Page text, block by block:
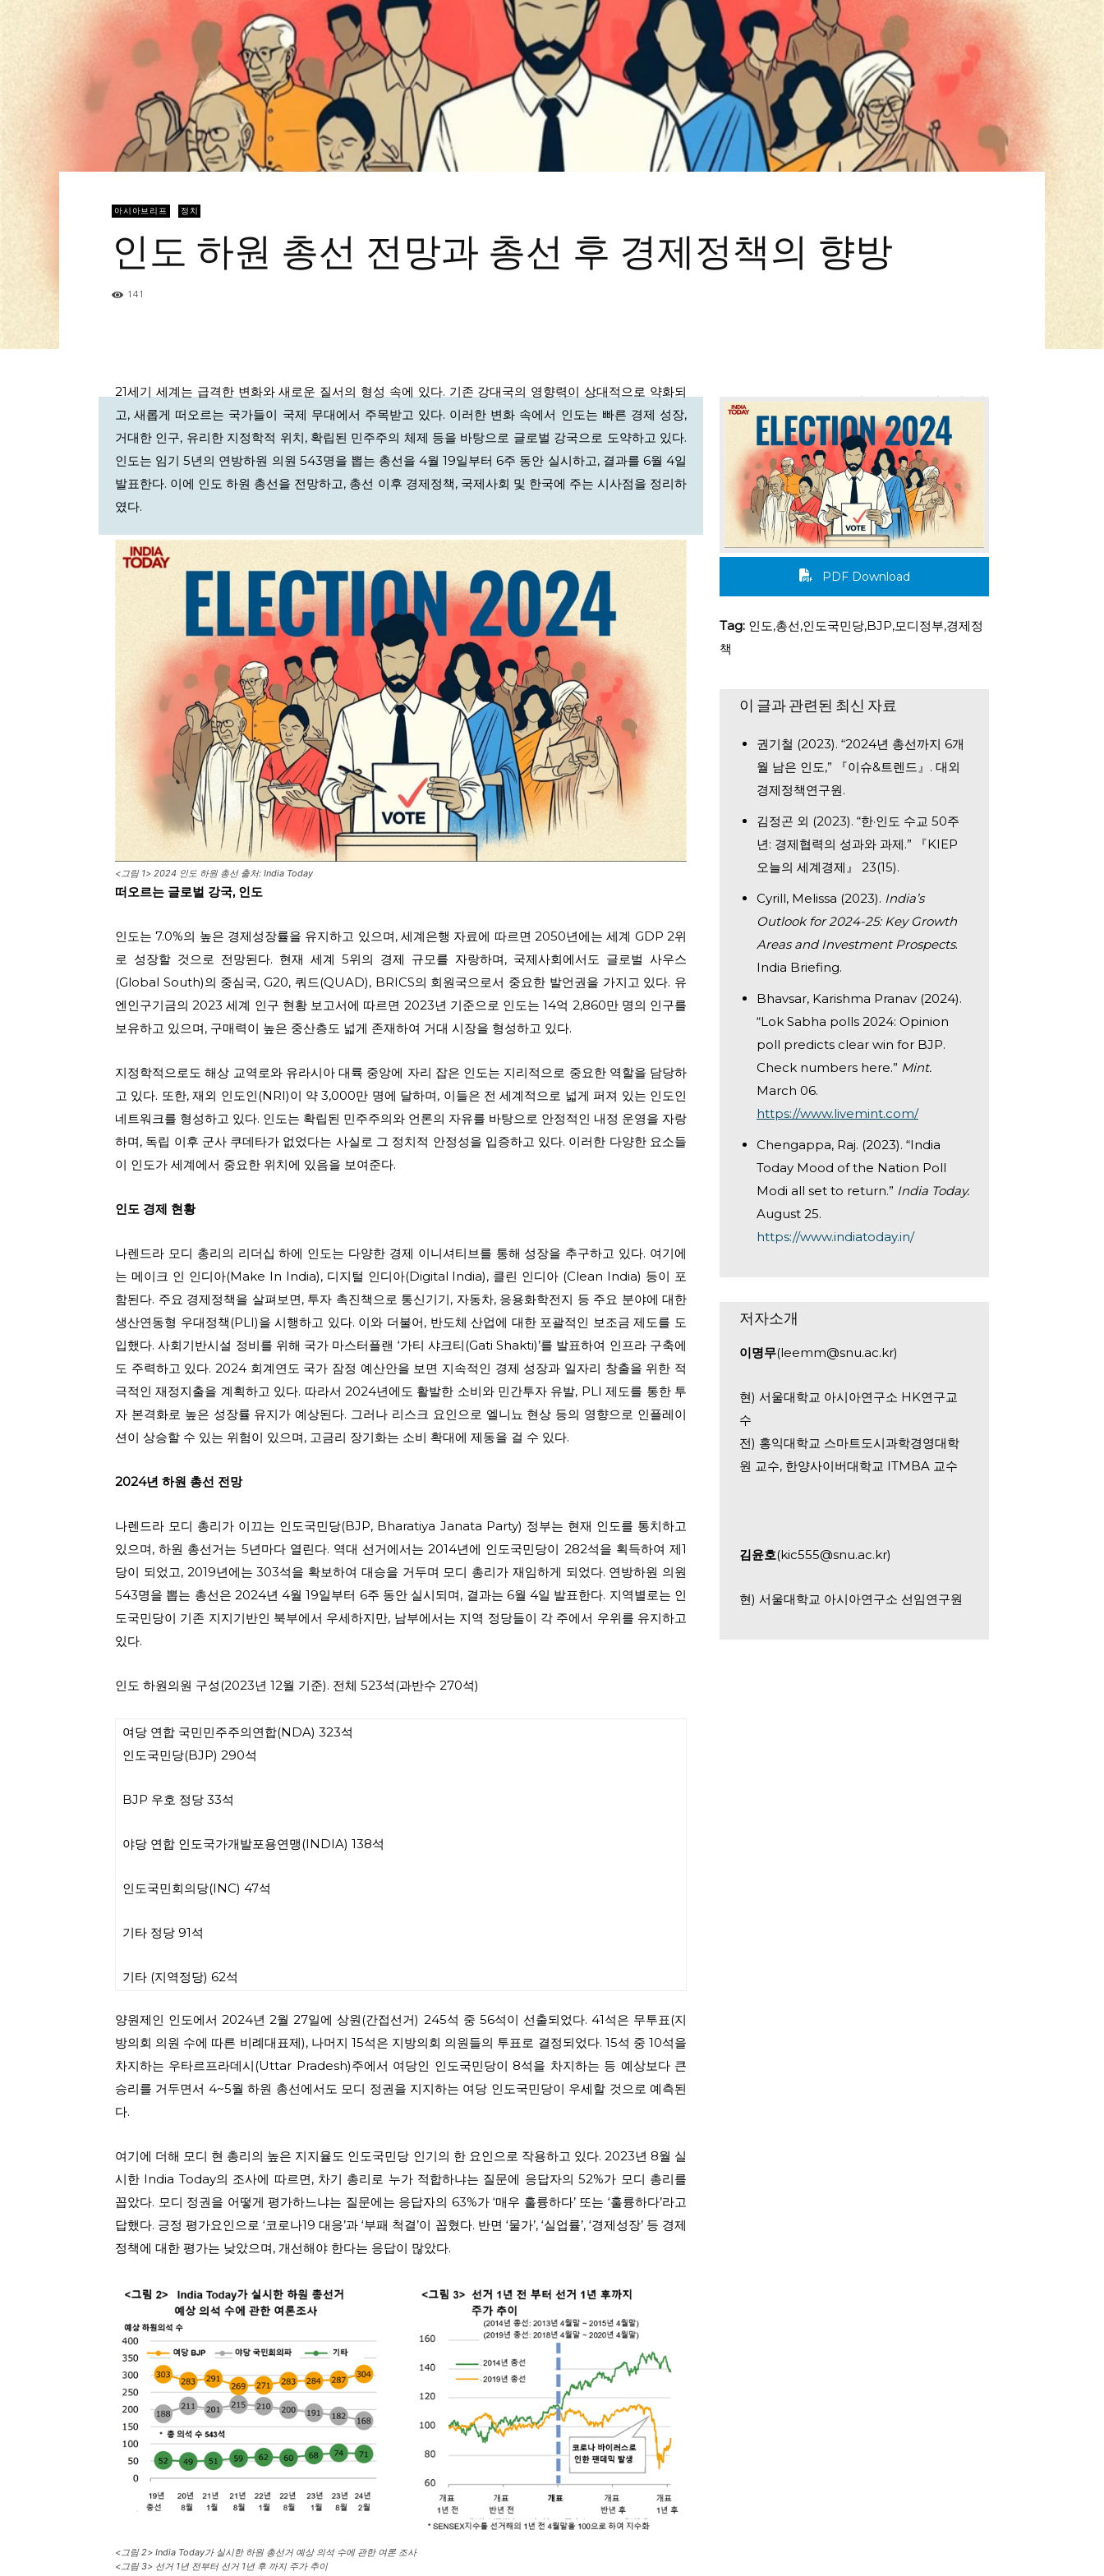
구독 신청
개인정보 동의 Privacy Policy
아시아브리프 정치
인도 하원 총선 전망과 총선 후 경제정책의 향방
141
이명무·김윤호(서울대학교)
21세기 세계는 급격한 변화와 새로운 질서의 형성 속에 있다. 기존 강대국의 영향력이 상대적으로 약화되
고, 새롭게 떠오르는 국가들이 국제 무대에서 주목받고 있다. 이러한 변화 속에서 인도는 빠른 경제 성장,
거대한 인구, 유리한 지정학적 위치, 확립된 민주주의 체제 등을 바탕으로 글로벌 강국으로 도약하고 있다.
인도는 임기 5년의 연방하원 의원 543명을 뽑는 총선을 4월 19일부터 6주 동안 실시하고, 결과를 6월 4일
발표한다. 이에 인도 하원 총선을 전망하고, 총선 이후 경제정책, 국제사회 및 한국에 주는 시사점을 정리하
였다.
<그림 1> 2024 인도 하원 총선 출처: India Today
떠오르는 글로벌 강국, 인도
인도는 7.0%의 높은 경제성장률을 유지하고 있으며, 세계은행 자료에 따르면 2050년에는 세계 GDP 2위
로 성장할 것으로 전망된다. 현재 세계 5위의 경제 규모를 자랑하며, 국제사회에서도 글로벌 사우스
(Global South)의 중심국, G20, 쿼드(QUAD), BRICS의 회원국으로서 중요한 발언권을 가지고 있다. 유
엔인구기금의 2023 세계 인구 현황 보고서에 따르면 2023년 기준으로 인도는 14억 2,860만 명의 인구를
보유하고 있으며, 구매력이 높은 중산층도 넓게 존재하여 거대 시장을 형성하고 있다.
지정학적으로도 해상 교역로와 유라시아 대륙 중앙에 자리 잡은 인도는 지리적으로 중요한 역할을 담당하
고 있다. 또한, 재외 인도인(NRI)이 약 3,000만 명에 달하며, 이들은 전 세계적으로 넓게 퍼져 있는 인도인
네트워크를 형성하고 있다. 인도는 확립된 민주주의와 언론의 자유를 바탕으로 안정적인 내정 운영을 자랑
하며, 독립 이후 군사 쿠데타가 없었다는 사실로 그 정치적 안정성을 입증하고 있다. 이러한 다양한 요소들
이 인도가 세계에서 중요한 위치에 있음을 보여준다.
인도 경제 현황
나렌드라 모디 총리의 리더십 하에 인도는 다양한 경제 이니셔티브를 통해 성장을 추구하고 있다. 여기에
는 메이크 인 인디아(Make In India), 디지털 인디아(Digital India), 클린 인디아 (Clean India) 등이 포
함된다. 주요 경제정책을 살펴보면, 투자 촉진책으로 통신기기, 자동차, 응용화학전지 등 주요 분야에 대한
생산연동형 우대정책(PLI)을 시행하고 있다. 이와 더불어, 반도체 산업에 대한 포괄적인 보조금 제도를 도
입했다. 사회기반시설 정비를 위해 국가 마스터플랜 ‘가티 샤크티(Gati Shakti)’를 발표하여 인프라 구축에
도 주력하고 있다. 2024 회계연도 국가 잠정 예산안을 보면 지속적인 경제 성장과 일자리 창출을 위한 적
극적인 재정지출을 계획하고 있다. 따라서 2024년에도 활발한 소비와 민간투자 유발, PLI 제도를 통한 투
자 본격화로 높은 성장률 유지가 예상된다. 그러나 리스크 요인으로 엘니뇨 현상 등의 영향으로 인플레이
션이 상승할 수 있는 위험이 있으며, 고금리 장기화는 소비 확대에 제동을 걸 수 있다.
2024년 하원 총선 전망
나렌드라 모디 총리가 이끄는 인도국민당(BJP, Bharatiya Janata Party) 정부는 현재 인도를 통치하고
있으며, 하원 총선거는 5년마다 열린다. 역대 선거에서는 2014년에 인도국민당이 282석을 획득하여 제1
당이 되었고, 2019년에는 303석을 확보하여 대승을 거두며 모디 총리가 재임하게 되었다. 연방하원 의원
543명을 뽑는 총선은 2024년 4월 19일부터 6주 동안 실시되며, 결과는 6월 4일 발표한다. 지역별로는 인
도국민당이 기존 지지기반인 북부에서 우세하지만, 남부에서는 지역 정당들이 각 주에서 우위를 유지하고
있다.
인도 하원의원 구성(2023년 12월 기준). 전체 523석(과반수 270석)
여당 연합 국민민주주의연합(NDA) 323석
인도국민당(BJP) 290석
BJP 우호 정당 33석
야당 연합 인도국가개발포용연맹(INDIA) 138석
인도국민회의당(INC) 47석
기타 정당 91석
기타 (지역정당) 62석
양원제인 인도에서 2024년 2월 27일에 상원(간접선거) 245석 중 56석이 선출되었다. 41석은 무투표(지
방의회 의원 수에 따른 비례대표제), 나머지 15석은 지방의회 의원들의 투표로 결정되었다. 15석 중 10석을
차지하는 우타르프라데시(Uttar Pradesh)주에서 여당인 인도국민당이 8석을 차지하는 등 예상보다 큰
승리를 거두면서 4~5월 하원 총선에서도 모디 정권을 지지하는 여당 인도국민당이 우세할 것으로 예측된
다.
여기에 더해 모디 현 총리의 높은 지지율도 인도국민당 인기의 한 요인으로 작용하고 있다. 2023년 8월 실
시한 India Today의 조사에 따르면, 차기 총리로 누가 적합하냐는 질문에 응답자의 52%가 모디 총리를
꼽았다. 모디 정권을 어떻게 평가하느냐는 질문에는 응답자의 63%가 ‘매우 훌륭하다’ 또는 ‘훌륭하다’라고
답했다. 긍정 평가요인으로 ‘코로나19 대응’과 ‘부패 척결’이 꼽혔다. 반면 ‘물가’, ‘실업률’, ‘경제성장’ 등 경제
정책에 대한 평가는 낮았으며, 개선해야 한다는 응답이 많았다.
<그림 2> India Today가 실시한 하원 총선거 예상 의석 수에 관한 여론 조사
<그림 3> 선거 1년 전부터 선거 1년 후 까지 주가 추이
4권 11호 (2024년 4월 1일)
PDF Download
Tag: 인도,총선,인도국민당,BJP,모디정부,경제정
책
이 글과 관련된 최신 자료
권기철 (2023). “2024년 총선까지 6개
월 남은 인도,” 『이슈&트렌드』. 대외
경제정책연구원.
김정곤 외 (2023). “한·인도 수교 50주
년: 경제협력의 성과와 과제.” 『KIEP
오늘의 세계경제』 23(15).
Cyrill, Melissa (2023). India’s
Outlook for 2024-25: Key Growth
Areas and Investment Prospects.
India Briefing.
Bhavsar, Karishma Pranav (2024).
“Lok Sabha polls 2024: Opinion
poll predicts clear win for BJP.
Check numbers here.” Mint.
March 06.
https://www.livemint.com/
Chengappa, Raj. (2023). “India
Today Mood of the Nation Poll
Modi all set to return.” India Today.
August 25.
https://www.indiatoday.in/
저자소개
이명무(leemm@snu.ac.kr)
현) 서울대학교 아시아연구소 HK연구교
수
전) 홍익대학교 스마트도시과학경영대학
원 교수, 한양사이버대학교 ITMBA 교수
김윤호(kic555@snu.ac.kr)
현) 서울대학교 아시아연구소 선임연구원